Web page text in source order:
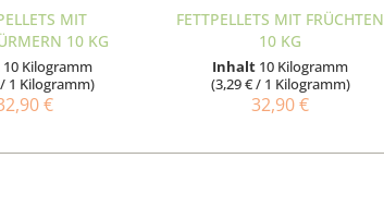
MIT
10 KG
10 Kilogramm
1 Kilogramm)
€
FETTPELLETS MIT FRÜCHTEN
10 KG
Inhalt 10 Kilogramm
(3,29 € / 1 Kilogramm)
32,90 €